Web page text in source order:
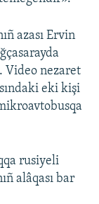
azası Ervin
Video nezaret
eki kişi
rusiyeli
alâqası bar